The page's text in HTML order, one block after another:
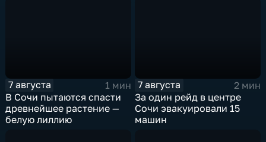
7 августа
1 мин
В Сочи пытаются спасти
древнейшее растение —
белую лиллию
7 августа
2 мин
За один рейд в центре
Сочи эвакуировали 15
машин